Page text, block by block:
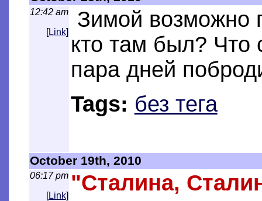
12:42 am
[Link]
Зимой возможно
кто там был? Что
пара дней
Tags: без тега
October 19th, 2010
06:17 pm
[Link]
"Сталина,